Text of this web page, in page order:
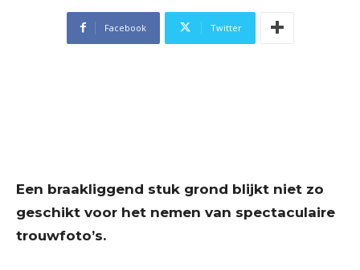
Facebook Twitter
Een braakliggend stuk grond blijkt niet zo
geschikt voor het nemen van spectaculaire
trouwfoto’s.